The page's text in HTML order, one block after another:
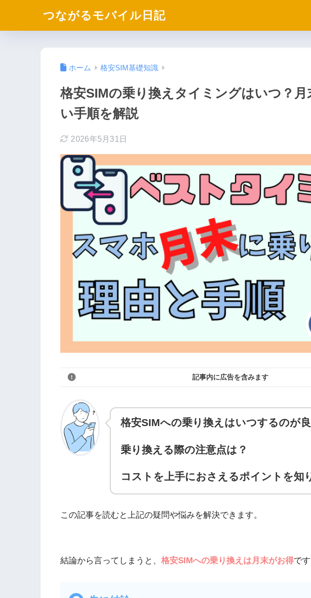
つながるモバイル日記
ホーム 格安SIM基礎知識
格安SIMの乗り換えタイミングはいつ？月
い手順を解説
2026年5月31日
記事内に広告を含みます
格安SIMへの乗り換えはいつするのが
乗り換える際の注意点は？
コストを上手におさえるポイントを知
この記事を読むと上記の疑問や悩みを解決できます。
結論から言ってしまうと、 格安SIMへの乗り換えは月末がお得です